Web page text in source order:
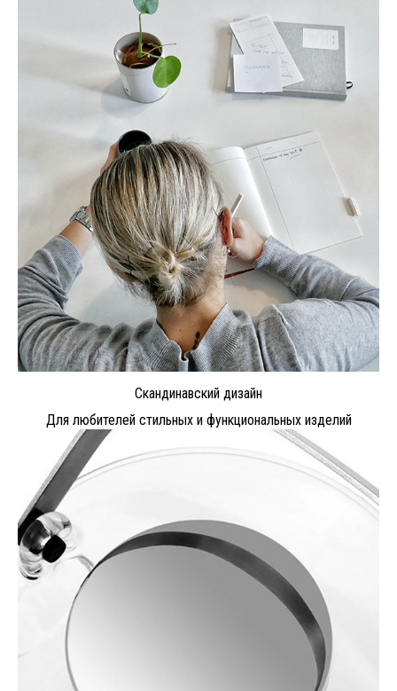
Скандинавский дизайн
Для любителей стильных и функциональных изделий